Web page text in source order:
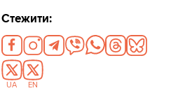
Стежити:
UA EN